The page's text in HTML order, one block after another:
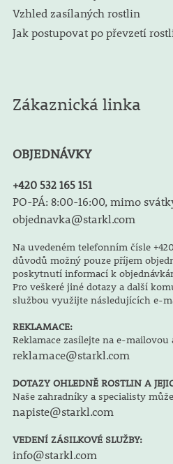
Vzhled zasílaných rostlin
Jak postupovat po převzetí
Zákaznická linka
OBJEDNÁVKY
+420 532 165 151
PO-PÁ: 8:00-16:00, mimo
objednavka@starkl.com
Na uvedeném telefonním čísle
důvodů možný pouze příjem
poskytnutí informací k
Pro veškeré jiné dotazy a další
službou využijte následujících e-
REKLAMACE:
Reklamace zasílejte na e-mailovou
reklamace@starkl.com
DOTAZY OHLEDNĚ ROSTLIN A
Naše zahradníky a specialisty
napiste@starkl.com
VEDENÍ ZÁSILKOVÉ SLUŽBY:
info@starkl.com